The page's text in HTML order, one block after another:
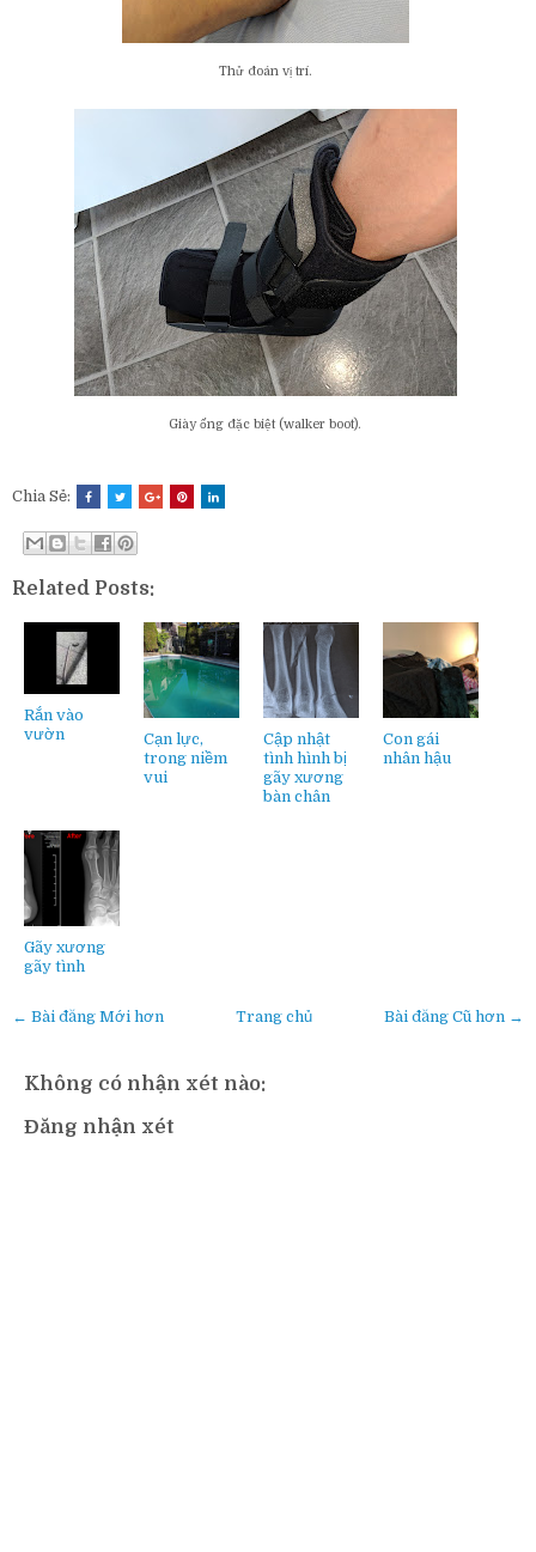
Thử đoán vị trí.
Giày ống đặc biệt (walker boot).
Chia Sẻ:
Related Posts:
Rắn vào
vườn
Cạn lực,
trong niềm
vui
Cập nhật
tình hình bị
gãy xương
bàn chân
Con gái
nhân hậu
Gãy xương
gãy tình
← Bài đăng Mới hơn Bài đăng Cũ hơn →
Trang chủ
Không có nhận xét nào:
Đăng nhận xét